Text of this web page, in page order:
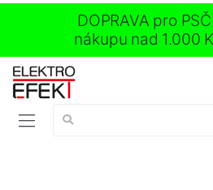
DOPRAVA pro
nákupu nad 1.000
Vyhledávání: